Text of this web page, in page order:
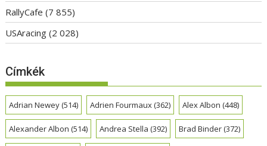
RallyCafe (7 855)
USAracing (2 028)
Címkék
Adrian Newey(514) Adrien Fourmaux(362) Alex Albon (448)
Alexander Albon (514) Andrea Stella (392) Brad Binder(372)